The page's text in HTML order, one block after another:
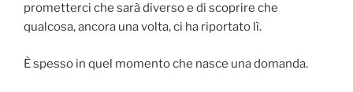
prometterci che sarà diverso e di scoprire che
qualcosa, ancora una volta, ci ha riportato lì.
È spesso in quel momento che nasce una domanda.